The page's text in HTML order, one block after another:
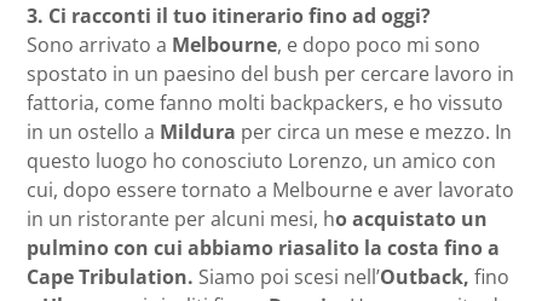
3. Ci racconti il tuo itinerario fino ad oggi?
Sono arrivato a Melbourne, e dopo poco mi sono
spostato in un paesino del bush per cercare lavoro in
fattoria, come fanno molti backpackers, e ho vissuto
in un ostello a Mildura per circa un mese e mezzo. In
questo luogo ho conosciuto Lorenzo, un amico con
cui, dopo essere tornato a Melbourne e aver lavorato
in un ristorante per alcuni mesi, ho acquistato un
pulmino con cui abbiamo riasalito la costa fino a
Cape Tribulation. Siamo poi scesi nell’Outback, fino